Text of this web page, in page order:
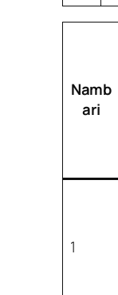
Namb
ari
1